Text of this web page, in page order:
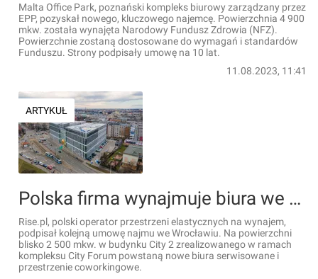
Malta Office Park, poznański kompleks biurowy zarządzany przez
EPP, pozyskał nowego, kluczowego najemcę. Powierzchnia 4 900
mkw. została wynajęta Narodowy Fundusz Zdrowia (NFZ).
Powierzchnie zostaną dostosowane do wymagań i standardów
Funduszu. Strony podpisały umowę na 10 lat.
11.08.2023, 11:41
ARTYKUŁ
Polska firma wynajmuje biura we wrocławskim City Forum [ZDJĘCIA]
Rise.pl, polski operator przestrzeni elastycznych na wynajem,
podpisał kolejną umowę najmu we Wrocławiu. Na powierzchni
blisko 2 500 mkw. w budynku City 2 zrealizowanego w ramach
kompleksu City Forum powstaną nowe biura serwisowane i
przestrzenie coworkingowe.